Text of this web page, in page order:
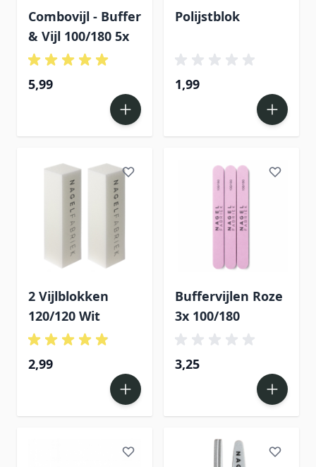
Combovijl - Buffer
& Vijl 100/180 5x
5,99
Polijstblok
1,99
2 Vijlblokken
120/120 Wit
2,99
Buffervijlen Roze
3x 100/180
3,25